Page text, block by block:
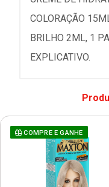
COLORAÇÃO
BRILHO 2ML, 1
EXPLICATIVO.
COMPRE E GANHE